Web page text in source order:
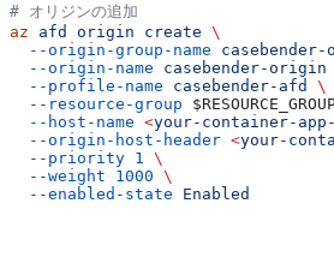
# オリジンの追加
az afd origin create \
  --origin-group-name
  --origin-name
casebender-origin
  --profile-name
casebender-afd
\
  --resource-group
  --host-name
<your-container-
  --origin-host-header
<your-
  --priority
1
\
  --weight
1000 \
  --enabled-state
Enabled